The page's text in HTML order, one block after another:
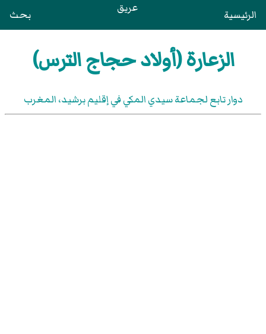
الرئيسية عريق بحث
الزعارة (أولاد حجاج الترس)
دوار تابع لجماعة سيدي المكي في إقليم برشيد، المغرب